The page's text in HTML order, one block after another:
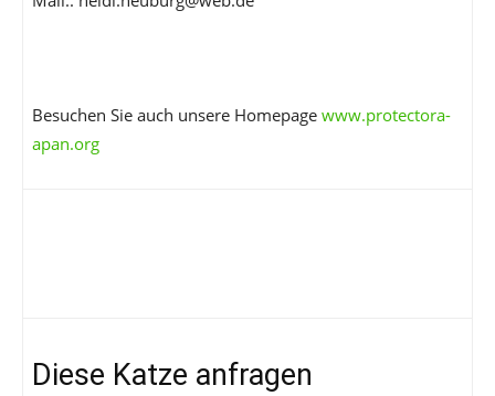
Besuchen Sie auch unsere Homepage www.protectora-
apan.org
Diese Katze anfragen